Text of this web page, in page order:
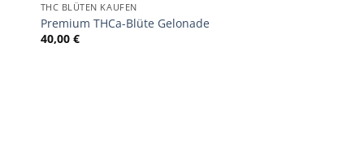
THC BLÜTEN KAUFEN
Premium THCa-Blüte Gelonade
40,00 €